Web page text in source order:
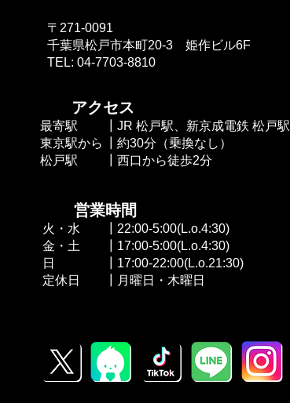
〒271-0091
千葉県松戸市本町20-3 姫作ビル6F
TEL: 04-7703-8810
​ アクセス
最寄駅
東京駅から
​松戸駅
┃JR 松戸駅、新京成電鉄 松戸駅
┃約30分（乗換なし）
┃西口から徒歩2分
​ 営業時間
火・水
金・土
日
​定休日
┃22:00-5:00(L.o.4:30)
┃17:00-5:00(L.o.4:30)
┃17:00-22:00(L.o.21:30)
┃月曜日・木曜日